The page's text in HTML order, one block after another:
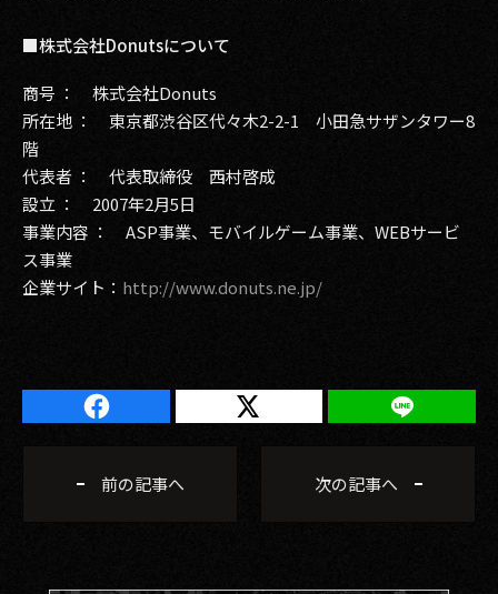
■株式会社Donutsについて
商号 ： 株式会社Donuts
所在地 ： 東京都渋谷区代々木2-2-1 小田急サザンタワー8
階
代表者 ： 代表取締役 西村啓成
設立 ： 2007年2月5日
事業内容 ： ASP事業、モバイルゲーム事業、WEBサービ
ス事業
企業サイト： http://www.donuts.ne.jp/
前の記事へ 次の記事へ